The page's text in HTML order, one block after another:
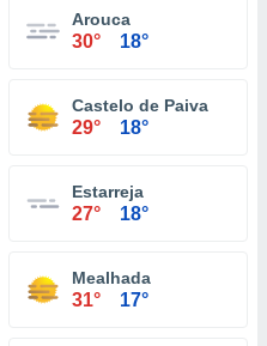
Arouca
30° 18°
Castelo de Paiva
29° 18°
Estarreja
27° 18°
Mealhada
31° 17°